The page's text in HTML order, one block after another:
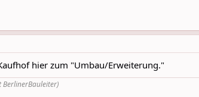
hier zum "Umbau/Erweiterung."
BerlinerBauleiter)